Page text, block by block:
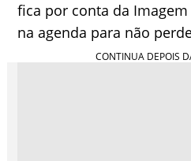
fica por conta da
na agenda para não